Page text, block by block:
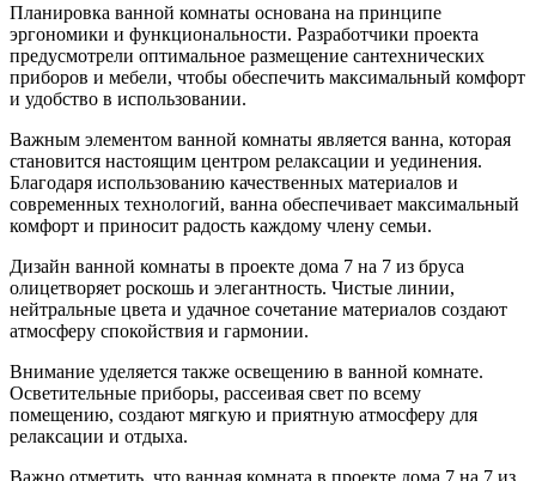
Планировка ванной комнаты основана на принципе
эргономики и функциональности. Разработчики проекта
предусмотрели оптимальное размещение сантехнических
приборов и мебели, чтобы обеспечить максимальный комфорт
и удобство в использовании.
Важным элементом ванной комнаты является ванна, которая
становится настоящим центром релаксации и уединения.
Благодаря использованию качественных материалов и
современных технологий, ванна обеспечивает максимальный
комфорт и приносит радость каждому члену семьи.
Дизайн ванной комнаты в проекте дома 7 на 7 из бруса
олицетворяет роскошь и элегантность. Чистые линии,
нейтральные цвета и удачное сочетание материалов создают
атмосферу спокойствия и гармонии.
Внимание уделяется также освещению в ванной комнате.
Осветительные приборы, рассеивая свет по всему
помещению, создают мягкую и приятную атмосферу для
релаксации и отдыха.
Важно отметить, что ванная комната в проекте дома 7 на 7 из